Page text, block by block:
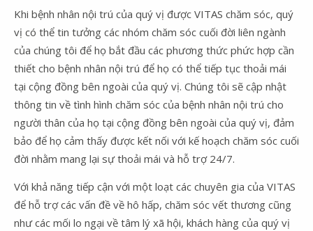
Khi bệnh nhân nội trú của quý vị được VITAS chăm sóc, quý
vị có thể tin tưởng các nhóm chăm sóc cuối đời liên ngành
của chúng tôi để họ bắt đầu các phương thức phức hợp cần
thiết cho bệnh nhân nội trú để họ có thể tiếp tục thoải mái
tại cộng đồng bên ngoài của quý vị. Chúng tôi sẽ cập nhật
thông tin về tình hình chăm sóc của bệnh nhân nội trú cho
người thân của họ tại cộng đồng bên ngoài của quý vị, đảm
bảo để họ cảm thấy được kết nối với kế hoạch chăm sóc cuối
đời nhằm mang lại sự thoải mái và hỗ trợ 24/7.
Với khả năng tiếp cận với một loạt các chuyên gia của VITAS
để hỗ trợ các vấn đề về hô hấp, chăm sóc vết thương cũng
như các mối lo ngại về tâm lý xã hội, khách hàng của quý vị